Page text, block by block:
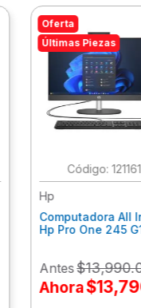
Oferta
Últimas Piezas
:
Hp
Computadora All
Hp Pro One 245
Fhd, Win11Home
9P7K6La
Antes$13,990.
Ahora$13,